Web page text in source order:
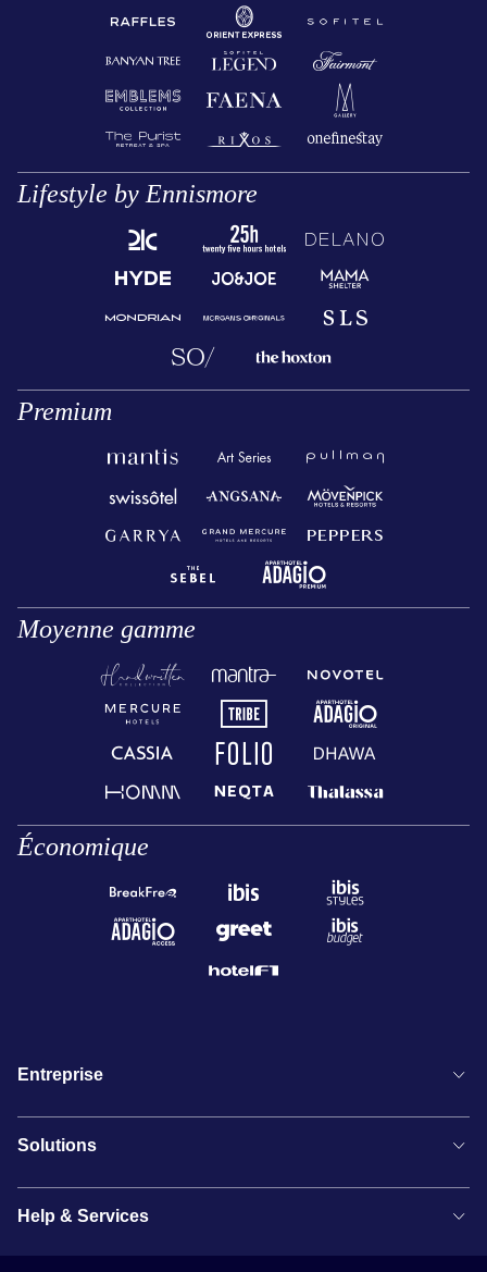
Lifestyle by Ennismore
Premium
Moyenne gamme
Économique
Entreprise
Solutions
Help & Services